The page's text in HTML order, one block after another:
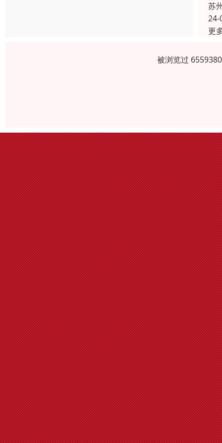
苏
24-
更
被浏览过